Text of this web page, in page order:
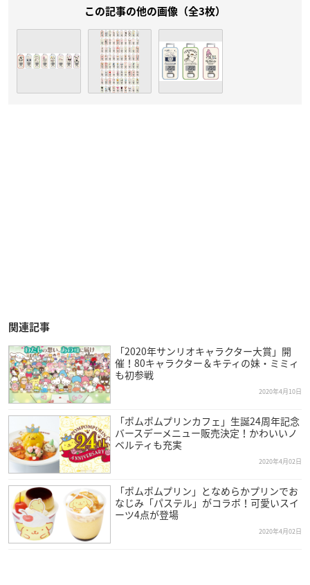
この記事の他の画像（全3枚）
関連記事
「2020年サンリオキャラクター大賞」開
催！80キャラクター＆キティの妹・ミミィ
も初参戦
2020年4月10日
「ポムポムプリンカフェ」生誕24周年記念
バースデーメニュー販売決定！かわいいノ
ベルティも充実
2020年4月02日
「ポムポムプリン」となめらかプリンでお
なじみ「パステル」がコラボ！可愛いスイ
ーツ4点が登場
2020年4月02日